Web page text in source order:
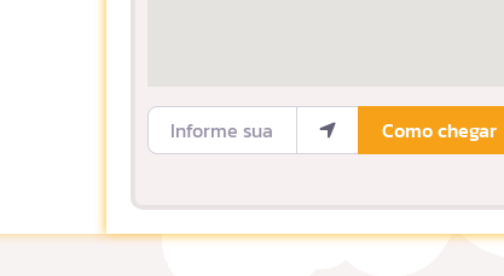
Informe sua Localização
Como chegar